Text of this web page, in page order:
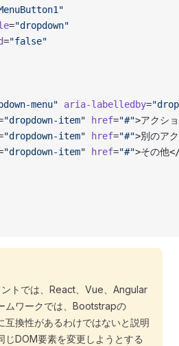
="dropdown"
="false"
menu" aria-labelledby=
"dropdown-item" href="#">アクシ
"dropdown-item" href="#">別のア
"dropdown-item" href="#">その他
トでは、React、Vue、Angular
ムワークでは、Bootstrapの
換性があるわけではないと説明
じDOM要素を変更しようとする